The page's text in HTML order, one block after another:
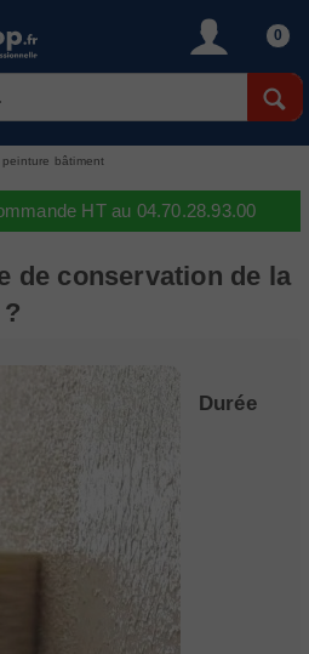
0
bâtiment
HT au 04.70.28.93.00
de conservation de la
Durée